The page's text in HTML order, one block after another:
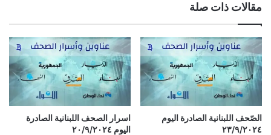
مقالات ذات صلة
الصّحف اللبنانية الصادرة اليوم
٢٣/٩/٢٠٢٤
اسرار الصحف اللبنانية الصادرة
اليوم ٢٠/٩/٢٠٢٤